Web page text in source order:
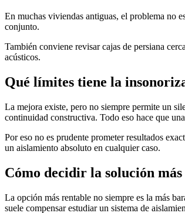
En muchas viviendas antiguas, el problema no
conjunto.
También conviene revisar cajas de persiana
acústicos.
Qué límites tiene la
La mejora existe, pero no siempre permite un
continuidad constructiva. Todo eso hace que
Por eso no es prudente prometer resultados
un aislamiento absoluto en cualquier caso.
Cómo decidir la solución
La opción más rentable no siempre es la más
suele compensar estudiar un sistema de